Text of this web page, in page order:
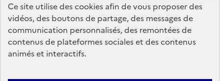
Ce site utilise des cookies afin de vous proposer des
vidéos, des boutons de partage, des messages de
communication personnalisés, des remontées de
contenus de plateformes sociales et des contenus
animés et interactifs.
legifrance.gouv.fr
info.gouv.fr
service-public.gouv.fr
data.gouv.fr
Nous contacter Mentions légales Politique générale de protection